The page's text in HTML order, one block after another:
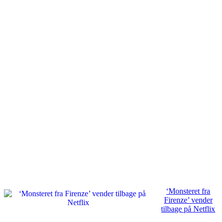
‘Monsteret fra
Firenze’ vender
tilbage på Netflix